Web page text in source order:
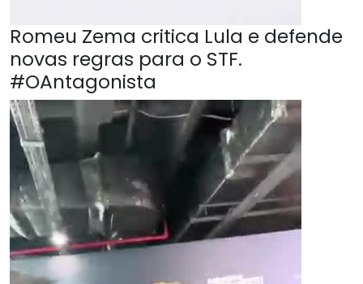
Romeu Zema critica Lula e defende
novas regras para o STF.
#OAntagonista